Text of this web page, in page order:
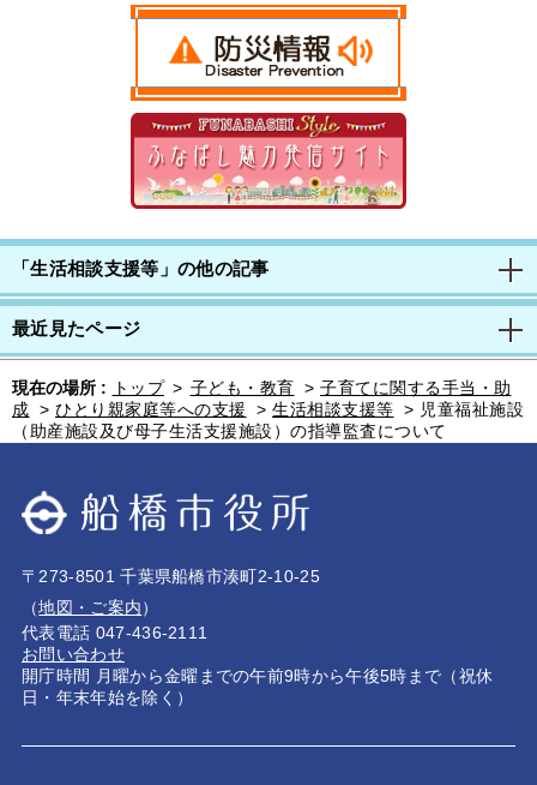
「生活相談支援等」の他の記事
最近見たページ
現在の場所 : トップ > 子ども・教育 > 子育てに関する手当・助
成 > ひとり親家庭等への支援 > 生活相談支援等 > 児童福祉施設
（助産施設及び母子生活支援施設）の指導監査について
〒273-8501 千葉県船橋市湊町2-10-25
（地図・ご案内）
代表電話 047-436-2111
お問い合わせ
開庁時間 月曜から金曜までの午前9時から午後5時まで（祝休
日・年末年始を除く）